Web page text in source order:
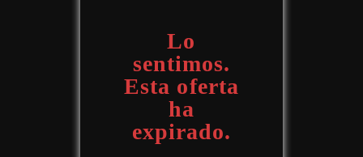
Lo
sentimos.
Esta oferta
ha
expirado.